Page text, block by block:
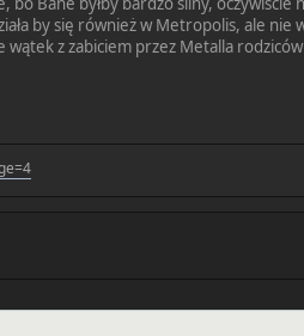
by się również w Metropolis, ale
z zabiciem przez Metalla